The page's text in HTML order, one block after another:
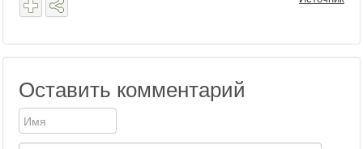
Оставить комментарий